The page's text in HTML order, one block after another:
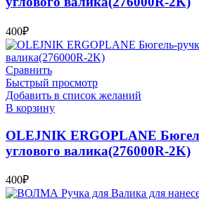
400₽
Сравнить
Быстрый просмотр
Добавить в список желаний
В корзину
OLEJNIK ERGOPLANE
углового валика(276000R-2K)
400₽